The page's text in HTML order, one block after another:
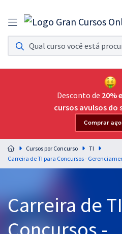
Assinatura Ilimitada 11
Acesso a todos os cursos. Teste grátis por 7
Assinatura OAB Até Passar
Acesso ilimitado a toda preparação para o
Residências Multiprofissionais
Preparação completa e intensiva para as
residências em saúde do Brasil
Assinatura Ilimitada
Desconto de 20%
cursos avulsos do
Comprar
Cursos por Concurso
TI
Carreira de